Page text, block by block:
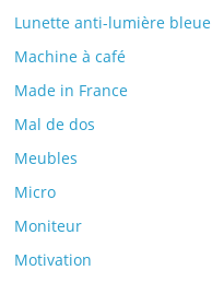
Lunette anti-lumière bleue
Machine à café
Made in France
Mal de dos
Meubles
Micro
Moniteur
Motivation